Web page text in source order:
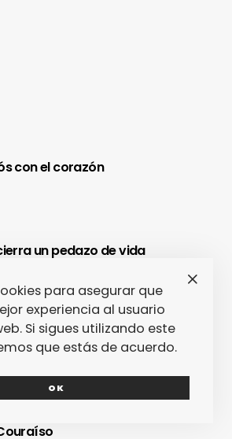
con el corazón
un pedazo de vida
Fest 2024 convirtió a Ourense en
del Cool Britannia
crónica confirma que Paredes
para asegurar que
experiencia al usuario
Si sigues utilizando este
que estás de acuerdo.
OK